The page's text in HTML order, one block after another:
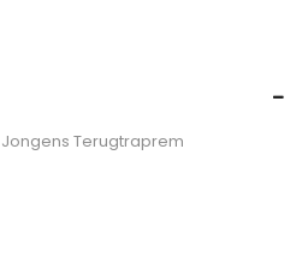
Jongens Terugtraprem